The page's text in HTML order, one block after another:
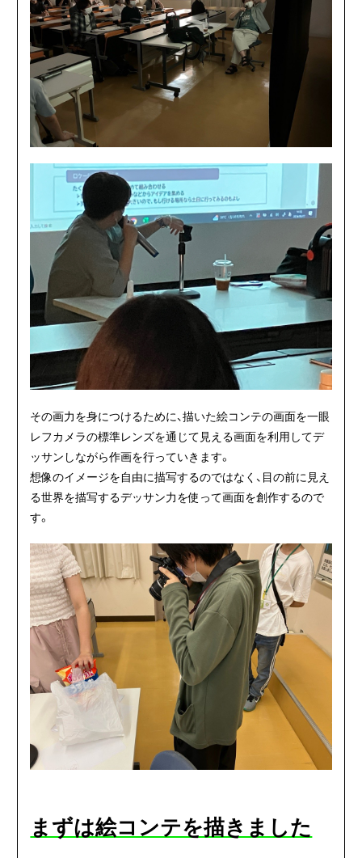
その画力を身につけるために、描いた絵コンテの画面を一眼
レフカメラの標準レンズを通じて見える画面を利用してデ
ッサンしながら作画を行っていきます。
想像のイメージを自由に描写するのではなく、目の前に見え
る世界を描写するデッサン力を使って画面を創作するので
す。
まずは絵コンテを描きました